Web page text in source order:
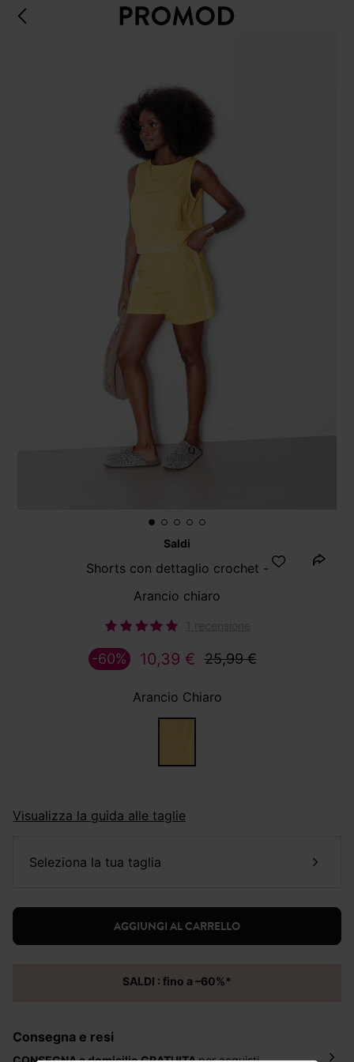
Saldi
Shorts con dettaglio crochet -
Arancio chiaro
10,39 € 25,99 €
-60%
Arancio Chiaro
Visualizza la guida alle taglie
seleziona la tua taglia
AGGIUNGI AL CARRELLO
SALDI : fino a –60%*
Consegna e resi